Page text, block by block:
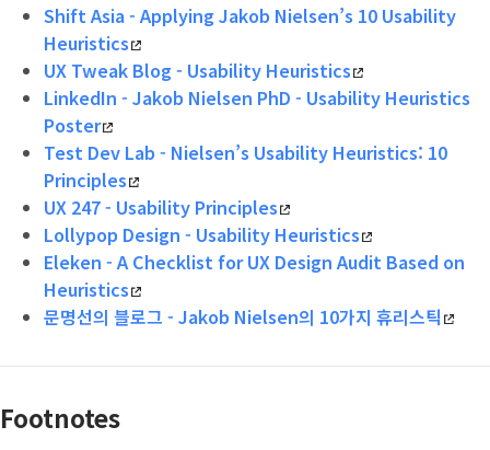
Shift Asia - Applying Jakob Nielsen’s 10 Usability
Heuristics
UX Tweak Blog - Usability Heuristics
LinkedIn - Jakob Nielsen PhD - Usability Heuristics
Poster
Test Dev Lab - Nielsen’s Usability Heuristics: 10
Principles
UX 247 - Usability Principles
Lollypop Design - Usability Heuristics
Eleken - A Checklist for UX Design Audit Based on
Heuristics
문명선의 블로그 - Jakob Nielsen의 10가지 휴리스틱
Footnotes